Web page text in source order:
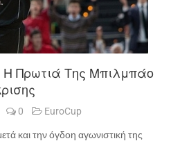
Η Πρωτιά Της Μπιλμπάο
0 EuroCup
και την όγδοη αγωνιστική της